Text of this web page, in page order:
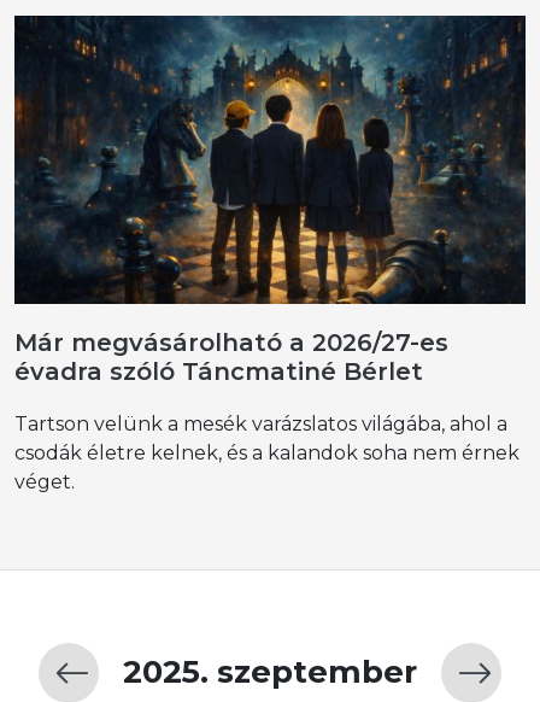
Már megvásárolható a 2026/27-es
évadra szóló Táncmatiné Bérlet
Tartson velünk a mesék varázslatos világába, ahol a
csodák életre kelnek, és a kalandok soha nem érnek
véget.
2025. szeptember